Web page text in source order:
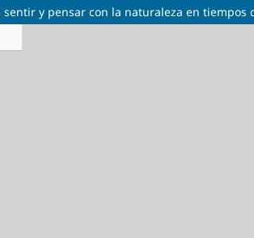
sentir y pensar con la naturaleza en